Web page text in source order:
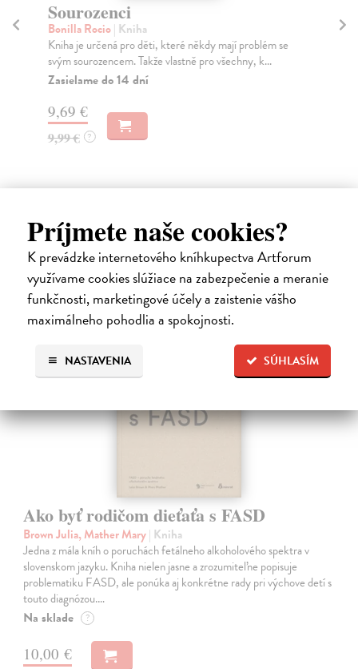
Príjmete naše cookies?
K prevádzke internetového kníhkupectva Artforum
využívame cookies slúžiace na zabezpečenie a meranie
funkčnosti, marketingové účely a zaistenie vášho
maximálneho pohodlia a spokojnosti.
SÚHLASÍM
NASTAVENIA
Sourozenci
Bonilla Rocio| Kniha
Kniha je určená pro děti, které někdy mají problém se
svým sourozencem. Takže vlastně pro všechny, k...
Zasielame do 14 dní
9,69 €
9,99 € ?
Ďalšie z kategórie pedagogika
Ako byť rodičom dieťaťa s FASD
Brown Julia, Mather Mary| Kniha
Jedna z mála kníh o poruchách fetálneho alkoholového spektra v
slovenskom jazyku. Kniha nielen jasne a zrozumiteľne popisuje
problematiku FASD, ale ponúka aj konkrétne rady pri výchove detí s
touto diagnózou.…
Na sklade ?
10,00 €